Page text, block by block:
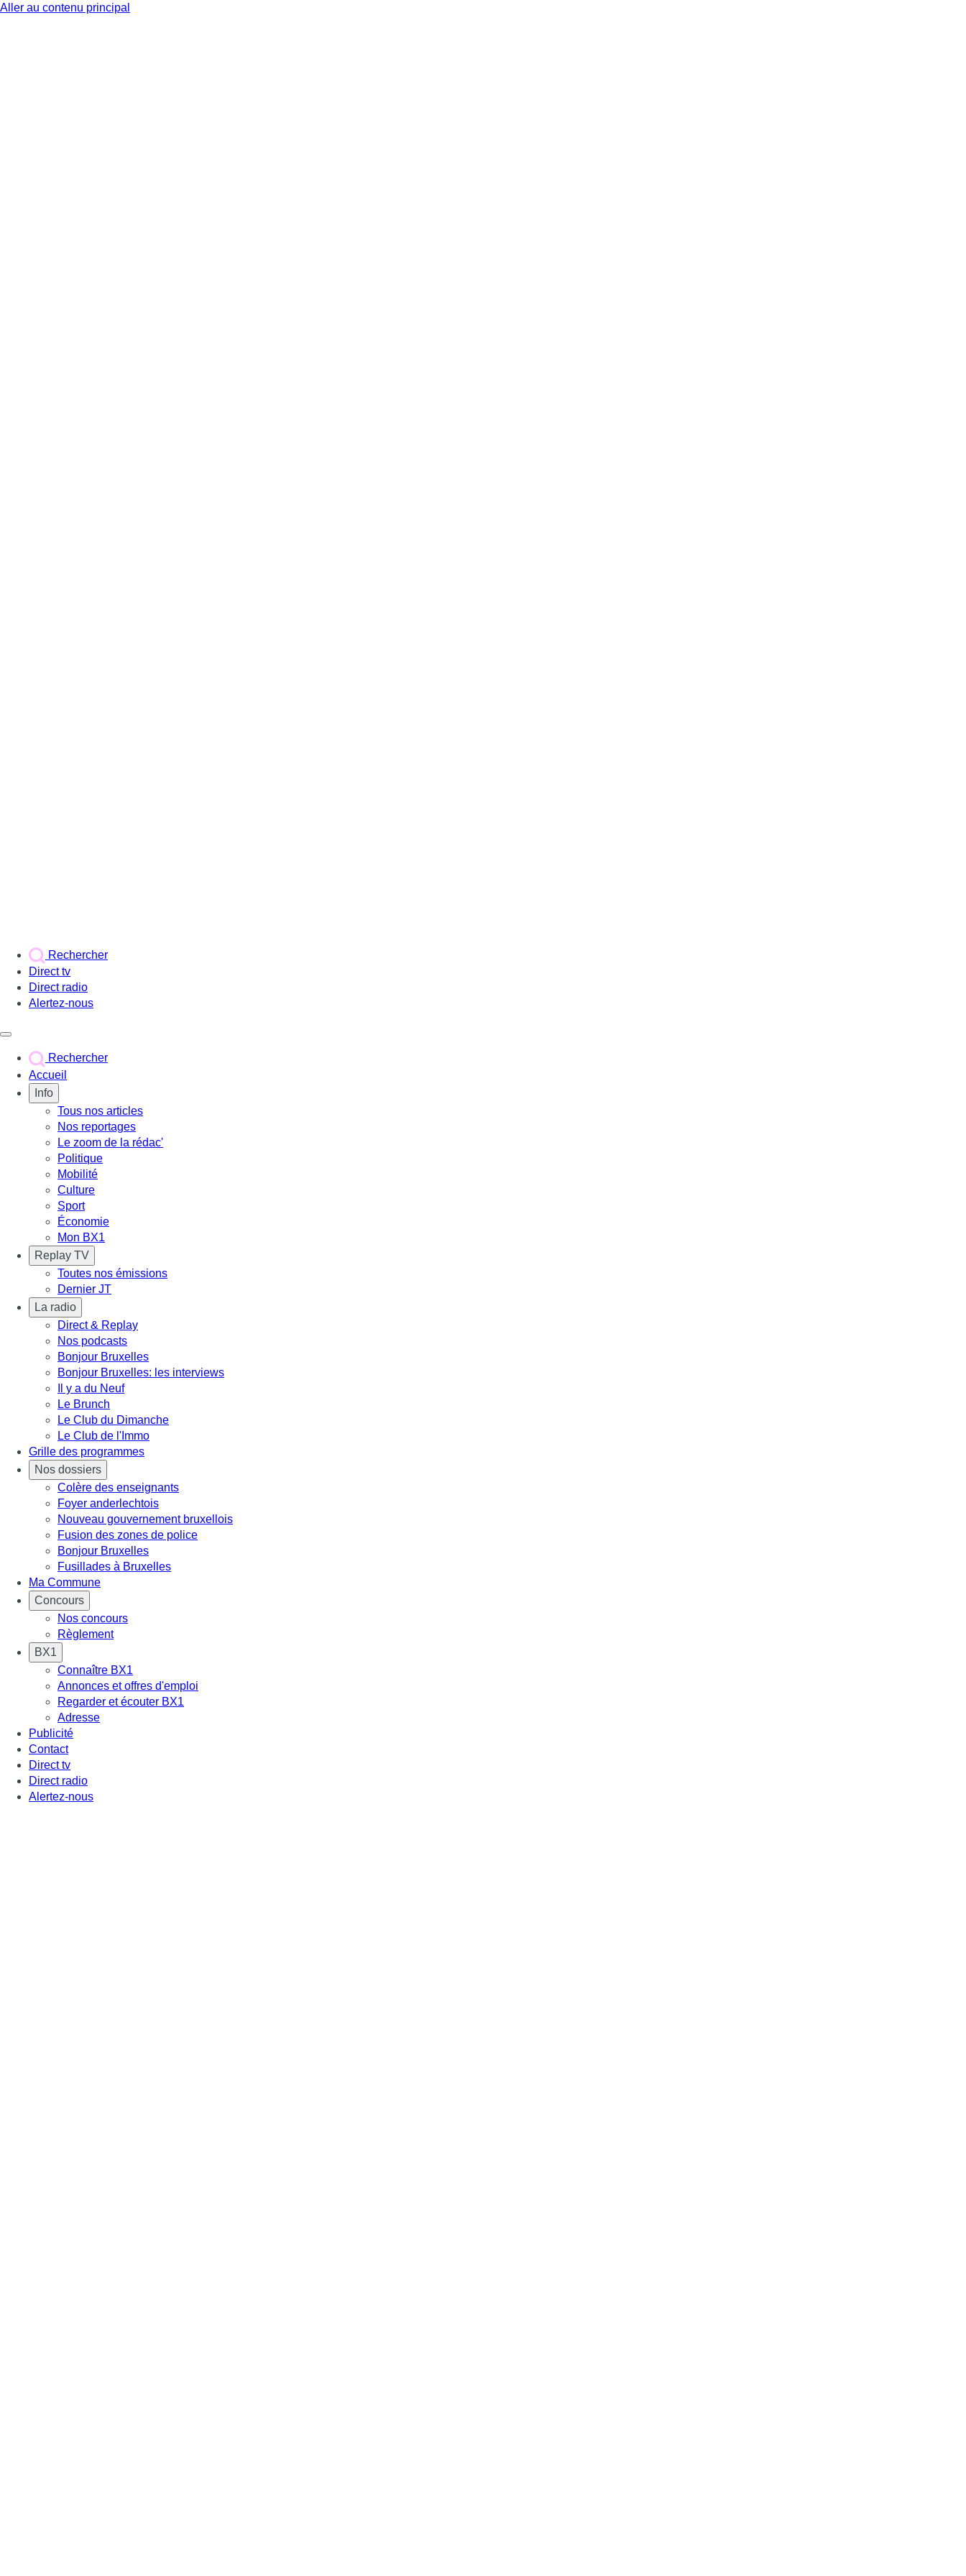
Aller au contenu principal
Rechercher
Direct tv
Direct radio
Alertez-nous
Rechercher
Accueil
Info
Tous nos articles
Nos reportages
Le zoom de la rédac'
Politique
Mobilité
Culture
Sport
Économie
Mon BX1
Replay TV
Toutes nos émissions
Dernier JT
La radio
Direct & Replay
Nos podcasts
Bonjour Bruxelles
Bonjour Bruxelles: les interviews
Il y a du Neuf
Le Brunch
Le Club du Dimanche
Le Club de l'Immo
Grille des programmes
Nos dossiers
Colère des enseignants
Foyer anderlechtois
Nouveau gouvernement bruxellois
Fusion des zones de police
Bonjour Bruxelles
Fusillades à Bruxelles
Ma Commune
Concours
Nos concours
Règlement
BX1
Connaître BX1
Annonces et offres d'emploi
Regarder et écouter BX1
Adresse
Publicité
Contact
Direct tv
Direct radio
Alertez-nous